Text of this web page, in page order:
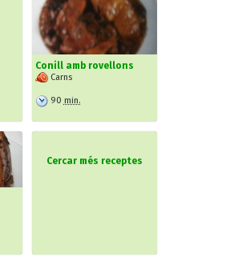
Conill amb rovellons
Carns
90 min.
Cercar més receptes